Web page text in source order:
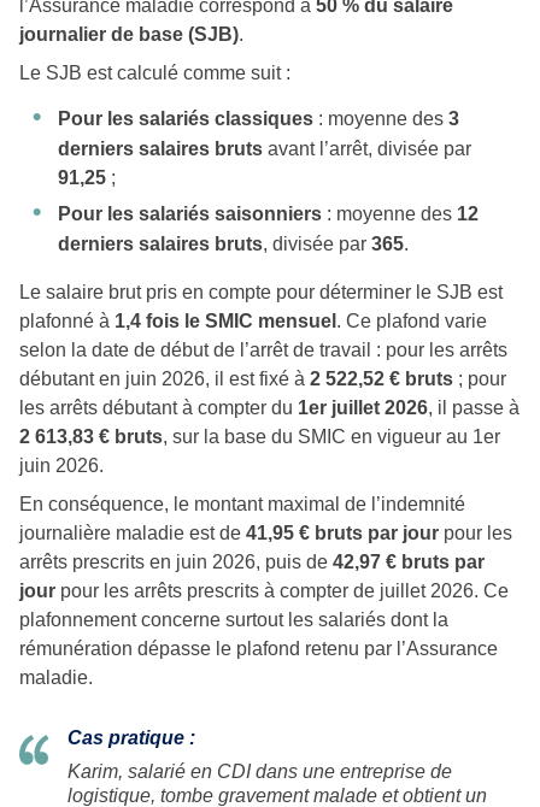
l’Assurance maladie correspond à 50 % du salaire
journalier de base (SJB).
Le SJB est calculé comme suit :
Pour les salariés classiques : moyenne des 3
derniers salaires bruts avant l’arrêt, divisée par
91,25 ;
Pour les salariés saisonniers : moyenne des 12
derniers salaires bruts, divisée par 365.
Le salaire brut pris en compte pour déterminer le SJB est
plafonné à 1,4 fois le SMIC mensuel . Ce plafond varie
selon la date de début de l’arrêt de travail : pour les arrêts
débutant en juin 2026, il est fixé à 2 522,52 € bruts ; pour
les arrêts débutant à compter du 1er juillet 2026, il passe à
2 613,83 € bruts, sur la base du SMIC en vigueur au 1er
juin 2026.
En conséquence, le montant maximal de l’indemnité
journalière maladie est de 41,95 € bruts par jour pour les
arrêts prescrits en juin 2026, puis de 42,97 € bruts par
jour pour les arrêts prescrits à compter de juillet 2026. Ce
plafonnement concerne surtout les salariés dont la
rémunération dépasse le plafond retenu par l’Assurance
maladie.
Cas pratique :
Karim, salarié en CDI dans une entreprise de
logistique, tombe gravement malade et obtient un